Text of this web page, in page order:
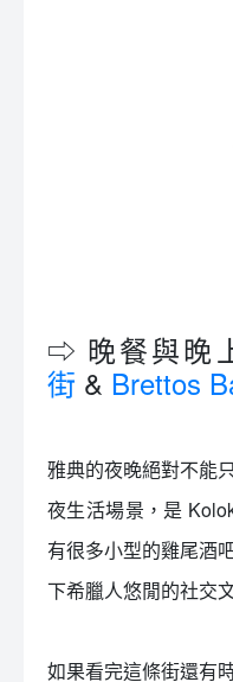
雅典的夜晚絕對不能
有很多小型的雞尾酒
下希臘人悠閒的社交文
如果看完這條街還有